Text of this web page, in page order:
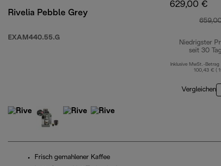
Rivelia Pebble Grey
EXAM440.55.G
629,00 €
Niedrigster
seit 30
Inklusive MwSt.-Betrag
100,43 € (
Vergleichen
Frisch gemahlener Kaffee